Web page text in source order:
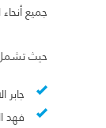
جميع
حيث
جابر
فهد